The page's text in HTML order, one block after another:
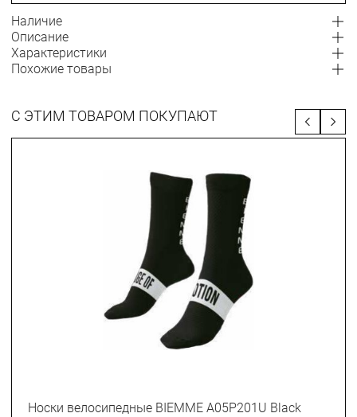
Наличие
Описание
Характеристики
Похожие товары
С ЭТИМ ТОВАРОМ ПОКУПАЮТ
Носки велосипедные BIEMME A05P201U Black